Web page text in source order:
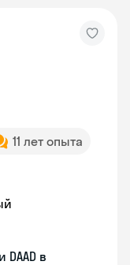
11 лет опыта
в